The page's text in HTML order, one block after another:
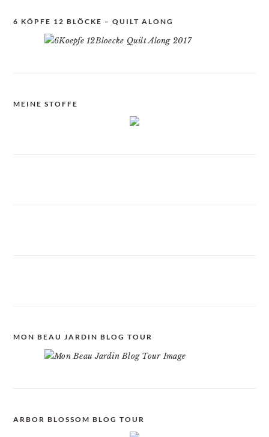
6 KÖPFE 12 BLÖCKE – QUILT ALONG
MEINE STOFFE
MON BEAU JARDIN BLOG TOUR
ARBOR BLOSSOM BLOG TOUR